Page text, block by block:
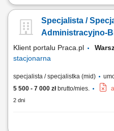
Twój zakres obowiązków
w social media) Profesjonalny
Realizacja wyznaczonych celów
Specjalista /
Administracyjno-
Klient portalu Praca.pl
stacjonarna
specjalista / specjalistka (mid)
5 500 - 7 000 złbrutto/mies.
2 dni